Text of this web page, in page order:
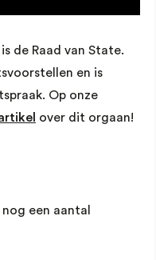
de Raad van State.
en is
Op onze
over dit orgaan!
een aantal